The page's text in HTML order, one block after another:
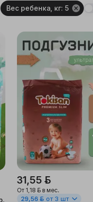
Вес ребенка, кг: 5
31,55 ƃ
От 1,18 ƃв мес.
29,56 ƃ от 3 шт